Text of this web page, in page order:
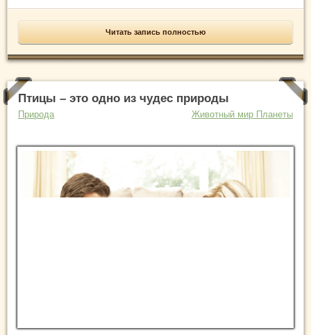
Читать запись полностью
Птицы – это одно из чудес природы
Природа Животный мир Планеты